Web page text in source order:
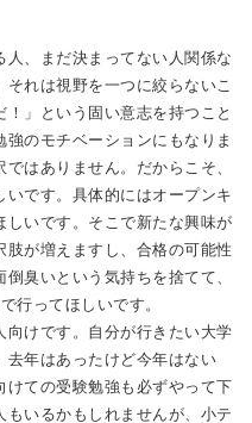
、まだ決まってない人関係な
れは視野を一つに絞らないこ
」という固い意志を持つこと
のモチベーションにもなりま
はありません。だからこそ、
です。具体的にはオープンキ
しいです。そこで新たな興味が
が増えますし、合格の可能性
臭いという気持ちを捨てて、
行ってほしいです。
向けです。自分が行きたい大学
去年はあったけど今年はない
ての受験勉強も必ずやって下
いるかもしれませんが、小テ